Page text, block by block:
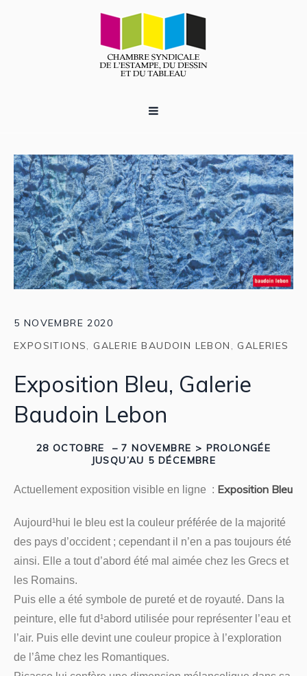
5 NOVEMBRE 2020
EXPOSITIONS, GALERIE BAUDOIN LEBON , GALERIES
Exposition Bleu, Galerie
Baudoin Lebon
28 OCTOBRE ­ – 7 NOVEMBRE > PROLONGÉE
JUSQU’AU 5 DÉCEMBRE
Actuellement exposition visible en ligne : Exposition Bleu
Aujourd¹hui le bleu est la couleur préférée de la majorité
des pays d’occident ; cependant il n’en a pas toujours été
ainsi. Elle a tout d’abord été mal aimée chez les Grecs et
les Romains.
Puis elle a été symbole de pureté et de royauté. Dans la
peinture, elle fut d¹abord utilisée pour représenter l’eau et
l’air. Puis elle devint une couleur propice à l’exploration
de l’âme chez les Romantiques.